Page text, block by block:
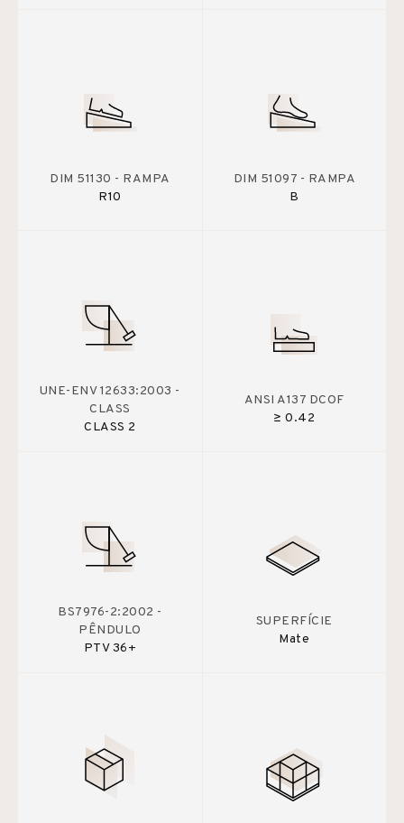
DIM 51130 - RAMPA
R10
DIM 51097 - RAMPA
B
UNE-ENV 12633:2003 -
CLASS
CLASS 2
ANSI A137 DCOF
≥ 0.42
BS7976-2:2002 -
PÊNDULO
PTV 36+
SUPERFÍCIE
Mate